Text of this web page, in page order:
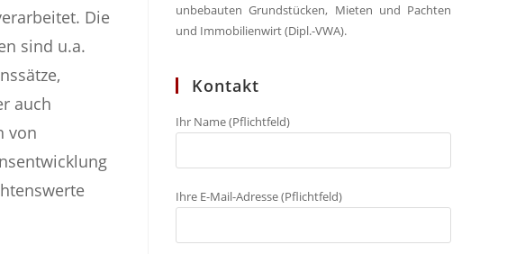
Die
sind u.a.
auch
von
unbebauten Grundstücken, Mieten und Pachten
und Immobilienwirt (Dipl.-VWA).
Kontakt
Ihr Name (Pflichtfeld)
Ihre E-Mail-Adresse (Pflichtfeld)